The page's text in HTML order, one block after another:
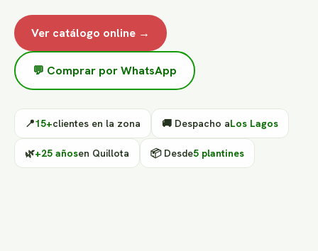
Ver catálogo online →
💬 Comprar por WhatsApp
📍15+clientes en la zona 🚚 Despacho aLos Lagos
🌿+25 añosen Quillota 📦 Desde5 plantines